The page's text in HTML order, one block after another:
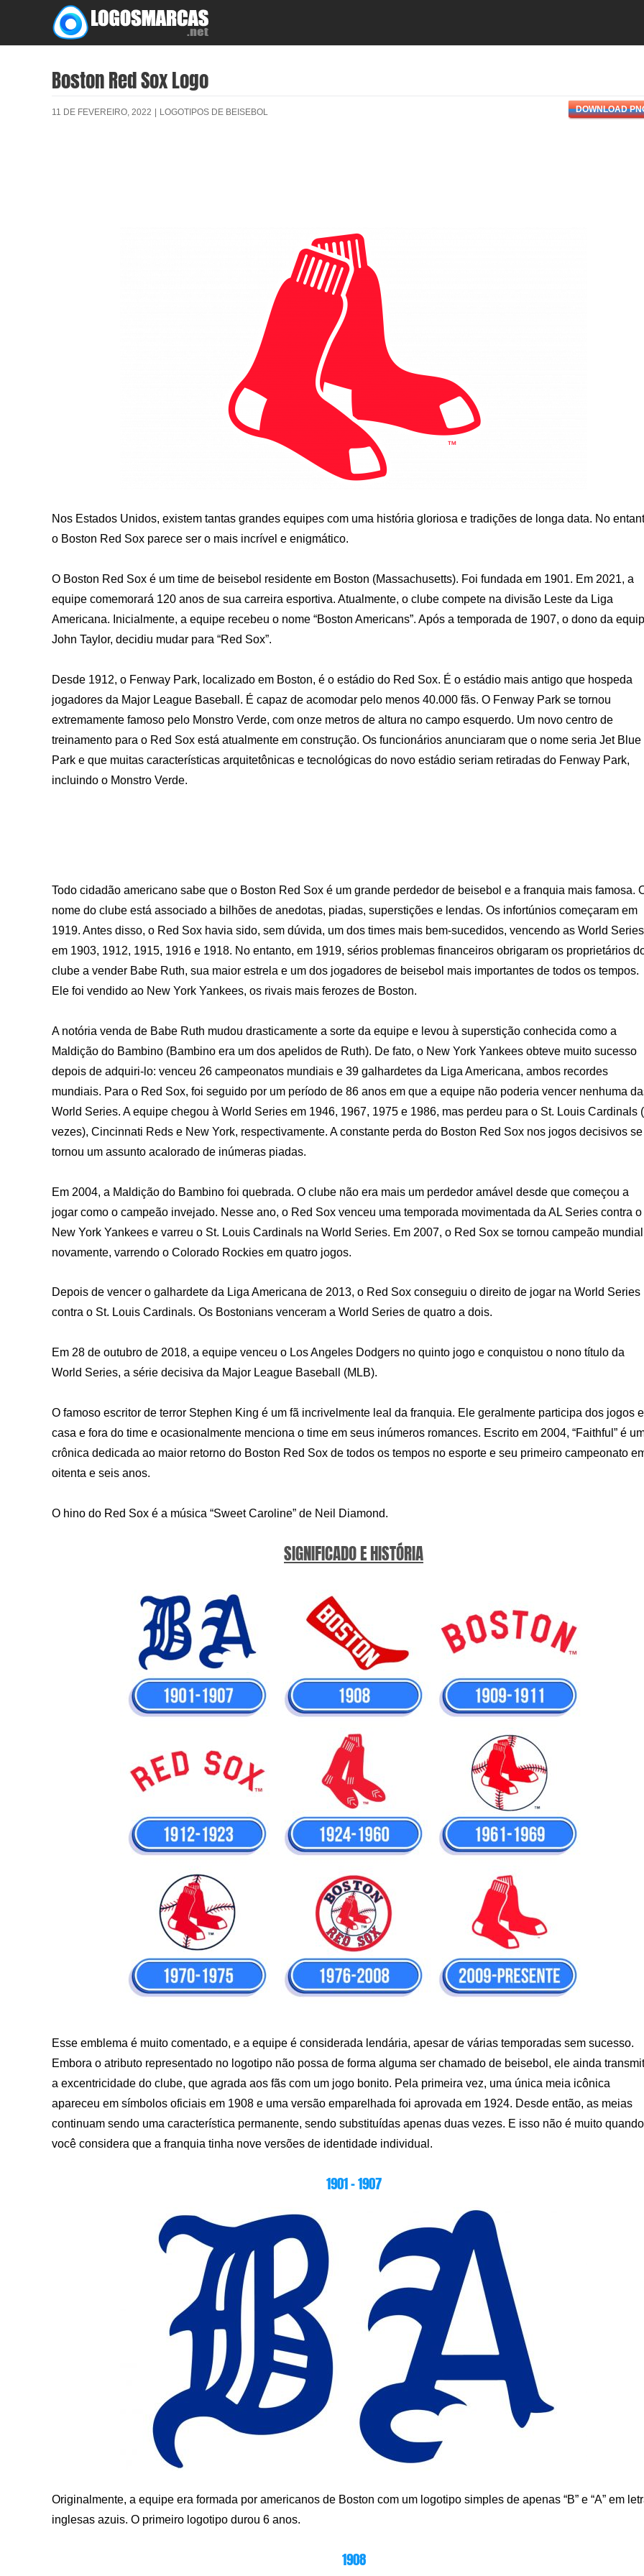
content
Boston Red Sox Logo
11 DE FEVEREIRO, 2022 | LOGOTIPOS DE BEISEBOL DOWNLOAD
Nos Estados Unidos, existem tantas grandes equipes com uma história gloriosa e tradições de longa data. No
o Boston Red Sox parece ser o mais incrível e enigmático.
O Boston Red Sox é um time de beisebol residente em Boston (Massachusetts). Foi fundada em 1901. Em 2021, a
equipe comemorará 120 anos de sua carreira esportiva. Atualmente, o clube compete na divisão Leste da Liga
Americana. Inicialmente, a equipe recebeu o nome “Boston Americans”. Após a temporada de 1907, o dono da
John Taylor, decidiu mudar para “Red Sox”.
Desde 1912, o Fenway Park, localizado em Boston, é o estádio do Red Sox. É o estádio mais antigo que hospeda
jogadores da Major League Baseball. É capaz de acomodar pelo menos 40.000 fãs. O Fenway Park se tornou
extremamente famoso pelo Monstro Verde, com onze metros de altura no campo esquerdo. Um novo centro de
treinamento para o Red Sox está atualmente em construção. Os funcionários anunciaram que o nome seria Jet Blue
Park e que muitas características arquitetônicas e tecnológicas do novo estádio seriam retiradas do Fenway Park,
incluindo o Monstro Verde.
Todo cidadão americano sabe que o Boston Red Sox é um grande perdedor de beisebol e a franquia mais famosa.
nome do clube está associado a bilhões de anedotas, piadas, superstições e lendas. Os infortúnios começaram em
1919. Antes disso, o Red Sox havia sido, sem dúvida, um dos times mais bem-sucedidos, vencendo as World Series
em 1903, 1912, 1915, 1916 e 1918. No entanto, em 1919, sérios problemas financeiros obrigaram os proprietários
clube a vender Babe Ruth, sua maior estrela e um dos jogadores de beisebol mais importantes de todos os tempos.
Ele foi vendido ao New York Yankees, os rivais mais ferozes de Boston.
A notória venda de Babe Ruth mudou drasticamente a sorte da equipe e levou à superstição conhecida como a
Maldição do Bambino (Bambino era um dos apelidos de Ruth). De fato, o New York Yankees obteve muito sucesso
depois de adquiri-lo: venceu 26 campeonatos mundiais e 39 galhardetes da Liga Americana, ambos recordes
mundiais. Para o Red Sox, foi seguido por um período de 86 anos em que a equipe não poderia vencer nenhuma
World Series. A equipe chegou à World Series em 1946, 1967, 1975 e 1986, mas perdeu para o St. Louis Cardinals
vezes), Cincinnati Reds e New York, respectivamente. A constante perda do Boston Red Sox nos jogos decisivos se
tornou um assunto acalorado de inúmeras piadas.
Em 2004, a Maldição do Bambino foi quebrada. O clube não era mais um perdedor amável desde que começou a
jogar como o campeão invejado. Nesse ano, o Red Sox venceu uma temporada movimentada da AL Series contra o
New York Yankees e varreu o St. Louis Cardinals na World Series. Em 2007, o Red Sox se tornou campeão mundial
novamente, varrendo o Colorado Rockies em quatro jogos.
Depois de vencer o galhardete da Liga Americana de 2013, o Red Sox conseguiu o direito de jogar na World Series
contra o St. Louis Cardinals. Os Bostonians venceram a World Series de quatro a dois.
Em 28 de outubro de 2018, a equipe venceu o Los Angeles Dodgers no quinto jogo e conquistou o nono título da
World Series, a série decisiva da Major League Baseball (MLB).
O famoso escritor de terror Stephen King é um fã incrivelmente leal da franquia. Ele geralmente participa dos jogos
casa e fora do time e ocasionalmente menciona o time em seus inúmeros romances. Escrito em 2004, “Faithful” é
crônica dedicada ao maior retorno do Boston Red Sox de todos os tempos no esporte e seu primeiro campeonato
oitenta e seis anos.
O hino do Red Sox é a música “Sweet Caroline” de Neil Diamond.
SIGNIFICADO E HISTÓRIA
Esse emblema é muito comentado, e a equipe é considerada lendária, apesar de várias temporadas sem sucesso.
Embora o atributo representado no logotipo não possa de forma alguma ser chamado de beisebol, ele ainda
a excentricidade do clube, que agrada aos fãs com um jogo bonito. Pela primeira vez, uma única meia icônica
apareceu em símbolos oficiais em 1908 e uma versão emparelhada foi aprovada em 1924. Desde então, as meias
continuam sendo uma característica permanente, sendo substituídas apenas duas vezes. E isso não é muito quando
você considera que a franquia tinha nove versões de identidade individual.
1901 – 1907
Originalmente, a equipe era formada por americanos de Boston com um logotipo simples de apenas “B” e “A” em
inglesas azuis. O primeiro logotipo durou 6 anos.
1908